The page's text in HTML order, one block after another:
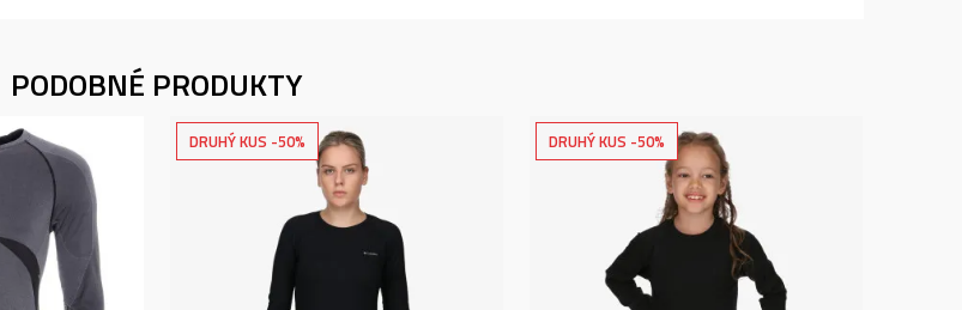
PODOBNÉ PRODUKTY
DRUHÝ KUS -50% DRUHÝ KUS -50%